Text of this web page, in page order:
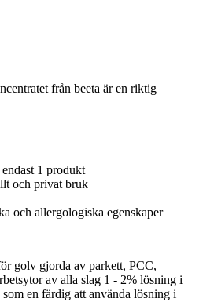
från beeta är en riktig
1 produkt
och privat bruk
och allergologiska egenskaper
golv gjorda av parkett, PCC,
av alla slag 1 - 2% lösning i
en färdig att använda lösning i